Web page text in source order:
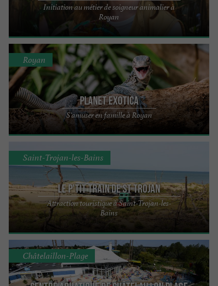
Initiation au métier de soigneur animalier à
Royan
Planet Exotica
S'amuser en famille à Royan
Royan
Le P'tit train de St Trojan
Attraction touristique à Saint-Trojan-les-
Bains
Saint-Trojan-les-Bains
Châtelaillon-Plage